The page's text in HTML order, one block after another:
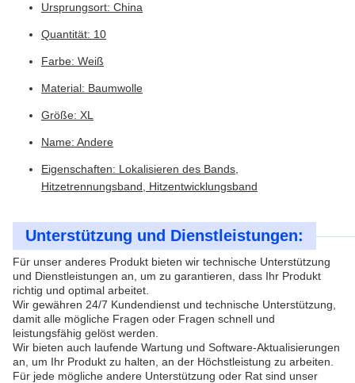
Ursprungsort: China
Quantität: 10
Farbe: Weiß
Material: Baumwolle
Größe: XL
Name: Andere
Eigenschaften: Lokalisieren des Bands,
Hitzetrennungsband, Hitzentwicklungsband
Unterstützung und Dienstleistungen:
Für unser anderes Produkt bieten wir technische Unterstützung
und Dienstleistungen an, um zu garantieren, dass Ihr Produkt
richtig und optimal arbeitet.
Wir gewähren 24/7 Kundendienst und technische Unterstützung,
damit alle mögliche Fragen oder Fragen schnell und
leistungsfähig gelöst werden.
Wir bieten auch laufende Wartung und Software-Aktualisierungen
an, um Ihr Produkt zu halten, an der Höchstleistung zu arbeiten.
Für jede mögliche andere Unterstützung oder Rat sind unser